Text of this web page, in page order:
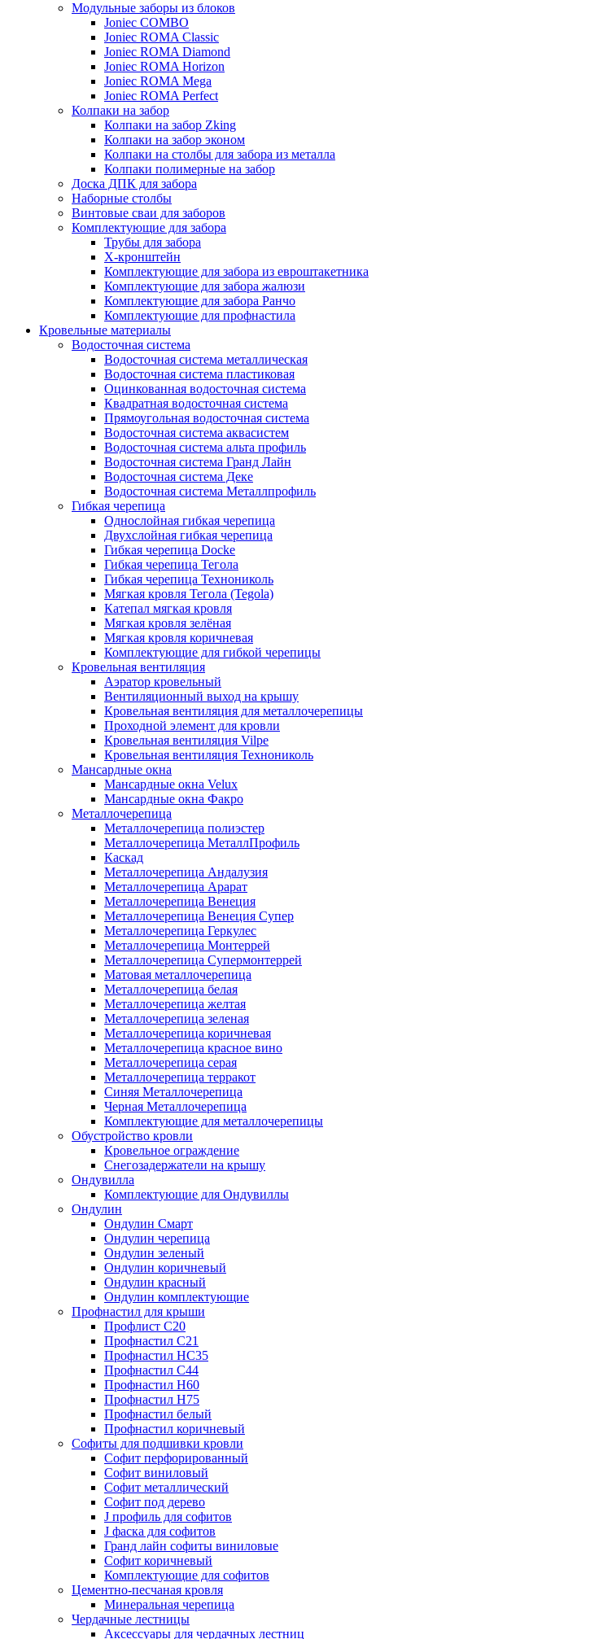
Модульные заборы из блоков
Joniec COMBO
Joniec ROMA Classic
Joniec ROMA Diamond
Joniec ROMA Horizon
Joniec ROMA Mega
Joniec ROMA Perfect
Колпаки на забор
Колпаки на забор Zking
Колпаки на забор эконом
Колпаки на столбы для забора из металла
Колпаки полимерные на забор
Доска ДПК для забора
Наборные столбы
Винтовые сваи для заборов
Комплектующие для забора
Трубы для забора
Х-кронштейн
Комплектующие для забора из евроштакетника
Комплектующие для забора жалюзи
Комплектующие для забора Ранчо
Комплектующие для профнастила
Кровельные материалы
Водосточная система
Водосточная система металлическая
Водосточная система пластиковая
Оцинкованная водосточная система
Квадратная водосточная система
Прямоугольная водосточная система
Водосточная система аквасистем
Водосточная система альта профиль
Водосточная система Гранд Лайн
Водосточная система Деке
Водосточная система Металлпрофиль
Гибкая черепица
Однослойная гибкая черепица
Двухслойная гибкая черепица
Гибкая черепица Docke
Гибкая черепица Тегола
Гибкая черепица Технониколь
Мягкая кровля Тегола (Tegola)
Катепал мягкая кровля
Мягкая кровля зелёная
Мягкая кровля коричневая
Комплектующие для гибкой черепицы
Кровельная вентиляция
Аэратор кровельный
Вентиляционный выход на крышу
Кровельная вентиляция для металлочерепицы
Проходной элемент для кровли
Кровельная вентиляция Vilpe
Кровельная вентиляция Технониколь
Мансардные окна
Мансардные окна Velux
Мансардные окна Факро
Металлочерепица
Металлочерепица полиэстер
Металлочерепица МеталлПрофиль
Каскад
Металлочерепица Андалузия
Металлочерепица Арарат
Металлочерепица Венеция
Металлочерепица Венеция Супер
Металлочерепица Геркулес
Металлочерепица Монтеррей
Металлочерепица Супермонтеррей
Матовая металлочерепица
Металлочерепица белая
Металлочерепица желтая
Металлочерепица зеленая
Металлочерепица коричневая
Металлочерепица красное вино
Металлочерепица серая
Металлочерепица терракот
Синяя Металлочерепица
Черная Металлочерепица
Комплектующие для металлочерепицы
Обустройство кровли
Кровельное ограждение
Снегозадержатели на крышу
Ондувилла
Комплектующие для Ондувиллы
Ондулин
Ондулин Смарт
Ондулин черепица
Ондулин зеленый
Ондулин коричневый
Ондулин красный
Ондулин комплектующие
Профнастил для крыши
Профлист С20
Профнастил С21
Профнастил НС35
Профнастил С44
Профнастил Н60
Профнастил Н75
Профнастил белый
Профнастил коричневый
Софиты для подшивки кровли
Cофит перфорированный
Софит виниловый
Софит металлический
Софит под дерево
J профиль для софитов
J фаска для софитов
Гранд лайн софиты виниловые
Софит коричневый
Комплектующие для софитов
Цементно-песчаная кровля
Минеральная черепица
Чердачные лестницы
Аксессуары для чердачных лестниц